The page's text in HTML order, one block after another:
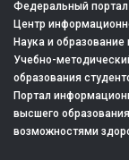
Федеральный
Центр
Наука и образование
Учебно-
образования
Портал
высшего
возможностями